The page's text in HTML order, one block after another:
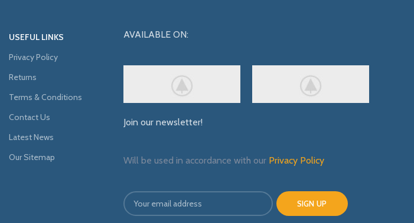
USEFUL LINKS
Privacy Policy
Returns
Terms & Conditions
Contact Us
Latest News
Our Sitemap
AVAILABLE ON:
Join our newsletter!
Will be used in accordance with our Privacy Policy